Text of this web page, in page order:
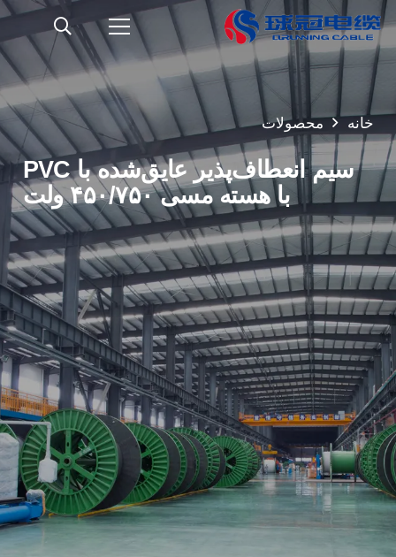
خانه محصولات
سیم انعطاف‌پذیر عایق‌شده با PVC
با هسته مسی ۴۵۰/۷۵۰ ولت